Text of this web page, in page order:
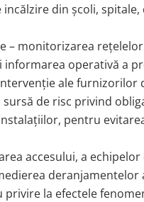
din școli, spitale,
– monitorizarea rețelelor
informarea operativă a
ale furnizorilor
de risc privind
pentru
accesului, a
deranjamentelor
privire la efectele